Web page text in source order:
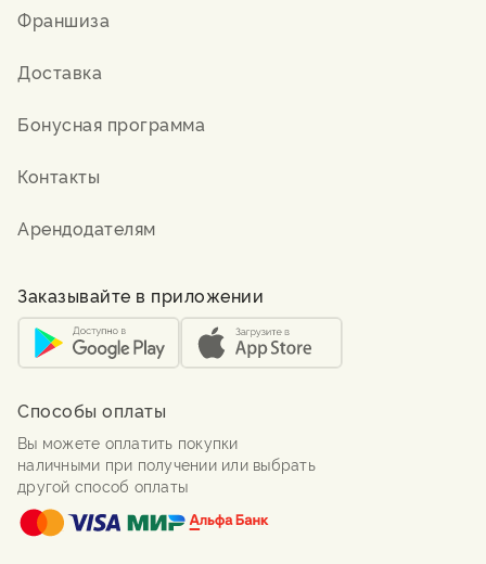
Франшиза
Доставка
Бонусная программа
Контакты
Арендодателям
Заказывайте в приложении
Способы оплаты
Вы можете оплатить покупки
наличными при получении или выбрать
другой способ оплаты